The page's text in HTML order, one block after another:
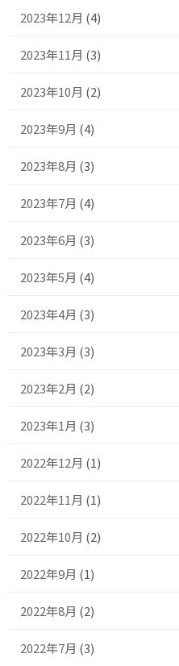
2023年12月 (4)
2023年11月 (3)
2023年10月 (2)
2023年9月 (4)
2023年8月 (3)
2023年7月 (4)
2023年6月 (3)
2023年5月 (4)
2023年4月 (3)
2023年3月 (3)
2023年2月 (2)
2023年1月 (3)
2022年12月 (1)
2022年11月 (1)
2022年10月 (2)
2022年9月 (1)
2022年8月 (2)
2022年7月 (3)